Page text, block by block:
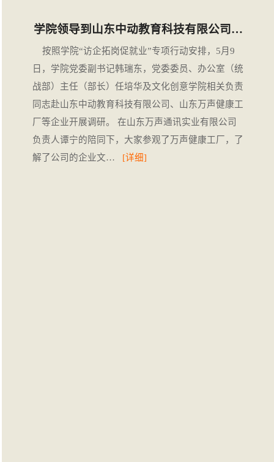
学院领导到山东中动教育科技有限公司…
按照学院“访企拓岗促就业”专项行动安排，5月9
日，学院党委副书记韩瑞东，党委委员、办公室（统
战部）主任（部长）任培华及文化创意学院相关负责
同志赴山东中动教育科技有限公司、山东万声健康工
厂等企业开展调研。 在山东万声通讯实业有限公司
负责人谭宁的陪同下，大家参观了万声健康工厂，了
解了公司的企业文…
[详细]